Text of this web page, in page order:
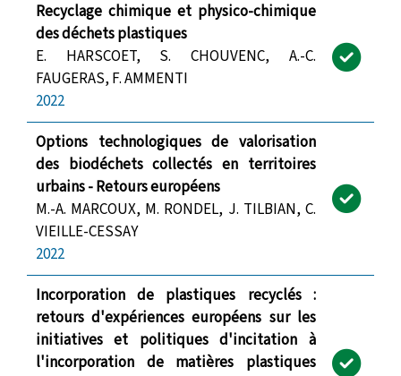
Recyclage chimique et physico-chimique
des déchets plastiques
E. HARSCOET, S. CHOUVENC, A.-C.
FAUGERAS, F. AMMENTI
2022
Options technologiques de valorisation
des biodéchets collectés en territoires
urbains - Retours européens
M.-A. MARCOUX, M. RONDEL, J. TILBIAN, C.
VIEILLE-CESSAY
2022
Incorporation de plastiques recyclés :
retours d'expériences européens sur les
initiatives et politiques d'incitation à
l'incorporation de matières plastiques